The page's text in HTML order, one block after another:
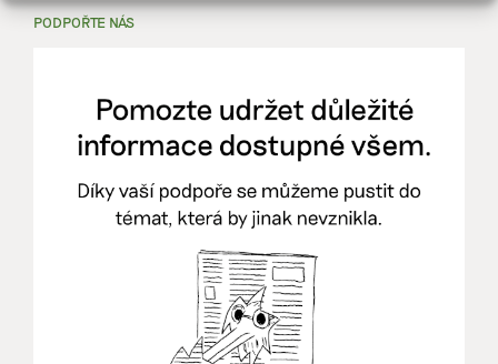
PODPOŘTE NÁS